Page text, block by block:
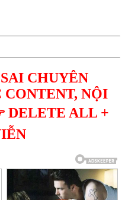
CHUYÊN
CONTENT, NỘI
DELETE ALL +